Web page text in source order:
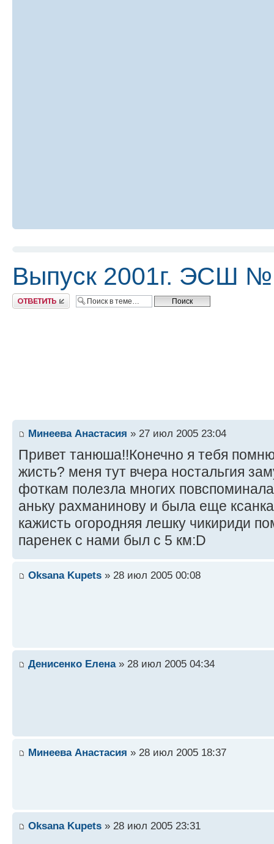
Выпуск 2001г. ЭСШ
Ответить
Минеева Анастасия » 27 июл 2005 23:04
Привет танюша!!Конечно я тебя помню
жисть? меня тут вчера ностальгия
фоткам полезла многих
аньку рахманинову и была еще
кажисть огородняя лешку чикириди
паренек с нами был с 5 км:D
Oksana Kupets » 28 июл 2005 00:08
Денисенко Елена» 28 июл 2005 04:34
Минеева Анастасия » 28 июл 2005 18:37
Oksana Kupets » 28 июл 2005 23:31